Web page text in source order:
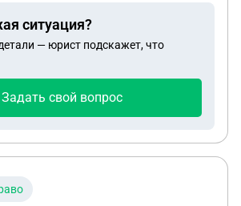
о снижении на 1/6,
подала на алименты. Но как
такие апелляции
быть? Что посоветуете? Какие
на суд? На что опираться?
ситуация?
— юрист подскажет, что
Задать свой вопрос